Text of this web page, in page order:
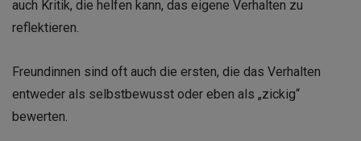
auch Kritik, die helfen kann, das eigene Verhalten zu
reflektieren.
Freundinnen sind oft auch die ersten, die das Verhalten
entweder als selbstbewusst oder eben als „zickig“
bewerten.